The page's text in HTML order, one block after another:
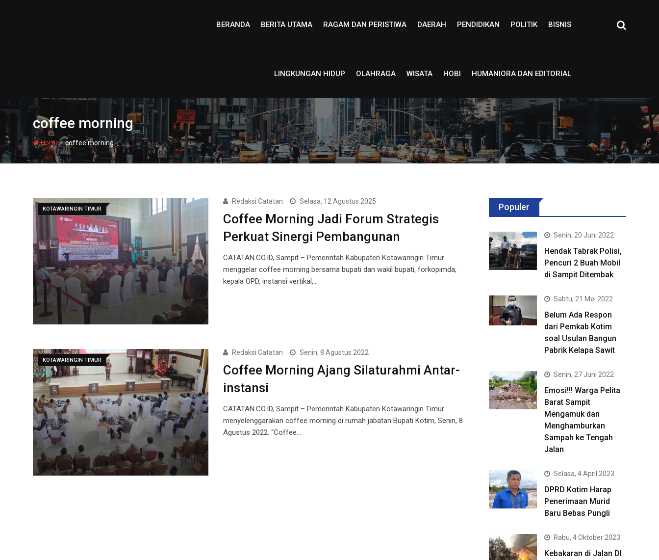
BERANDA BERITA UTAMA RAGAM DAN PERISTIWA DAERAH PENDIDIKAN POLITIK BISNIS
LINGKUNGAN HIDUP OLAHRAGA WISATA HOBI HUMANIORA DAN EDITORIAL
coffee morning
Home-coffee morning
KOTAWARINGIN TIMUR
Redaksi Catatan Selasa, 12 Agustus 2025
Coffee Morning Jadi Forum Strategis
Perkuat Sinergi Pembangunan
CATATAN.CO.ID, Sampit – Pemerintah Kabupaten Kotawaringin Timur
menggelar coffee morning bersama bupati dan wakil bupati, forkopimda,
kepala OPD, instansi vertikal,…
KOTAWARINGIN TIMUR
Redaksi Catatan Senin, 8 Agustus 2022
Coffee Morning Ajang Silaturahmi Antar-
instansi
CATATAN.CO.ID, Sampit – Pemerintah Kabupaten Kotawaringin Timur
menyelenggarakan coffee morning di rumah jabatan Bupati Kotim, Senin, 8
Agustus 2022. “Coffee…
Populer
Senin, 20 Juni 2022
Hendak Tabrak Polisi,
Pencuri 2 Buah Mobil
di Sampit Ditembak
Sabtu, 21 Mei 2022
Belum Ada Respon
dari Pemkab Kotim
soal Usulan Bangun
Pabrik Kelapa Sawit
Senin, 27 Juni 2022
Emosi!!! Warga Pelita
Barat Sampit
Mengamuk dan
Menghamburkan
Sampah ke Tengah
Jalan
Selasa, 4 April 2023
DPRD Kotim Harap
Penerimaan Murid
Baru Bebas Pungli
Rabu, 4 Oktober 2023
Kebakaran di Jalan DI